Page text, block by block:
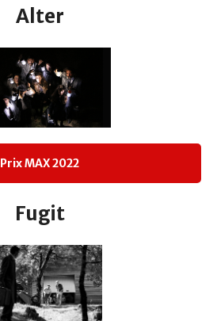
Alter
Prix MAX 2022
Fugit